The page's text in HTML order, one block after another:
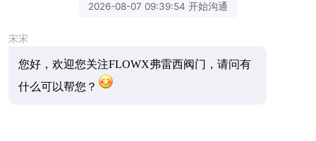
2026-08-07 09:39:54 开始沟通
宋宋
您好，欢迎您关注FLOWX弗雷西阀门，请问有
什么可以帮您？